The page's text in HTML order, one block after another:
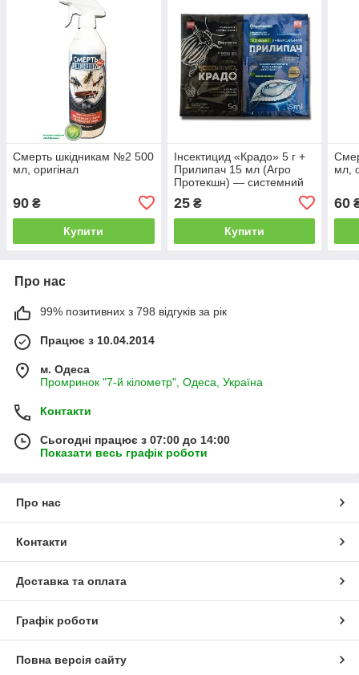
Смерть шкідникам №2 500
мл, оригінал
90 ₴
Купити
Інсектицид «Крадо» 5 г +
Прилипач 15 мл (Агро
Протекшн) — системний
колорадського жука,
трипсів та інших шкідників
25₴
Купити
мл,
60
Про нас
99% позитивних з 798 відгуків за рік
Працює з 10.04.2014
м. Одеса
Промринок "7-й кілометр", Одеса, Україна
Контакти
Сьогодні працює з 07:00 до 14:00
Показати весь графік роботи
Про нас
Контакти
Доставка та оплата
Графік роботи
Повна версія сайту